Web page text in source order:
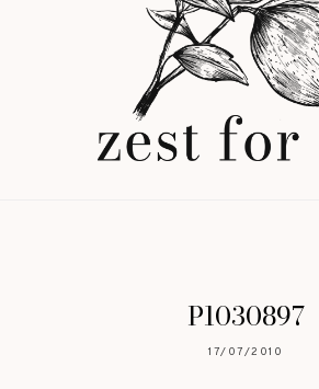
P1030897
17/07/2010